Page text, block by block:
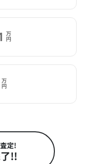
万
円
万
円
定!
!!